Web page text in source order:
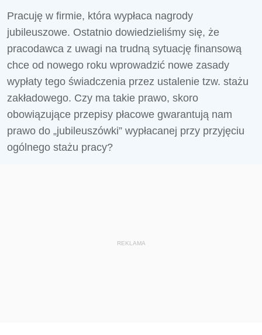
Pracuję w firmie, która wypłaca nagrody
jubileuszowe. Ostatnio dowiedzieliśmy się, że
pracodawca z uwagi na trudną sytuację finansową
chce od nowego roku wprowadzić nowe zasady
wypłaty tego świadczenia przez ustalenie tzw. stażu
zakładowego. Czy ma takie prawo, skoro
obowiązujące przepisy płacowe gwarantują nam
prawo do „jubileuszówki” wypłacanej przy przyjęciu
ogólnego stażu pracy?
REKLAMA